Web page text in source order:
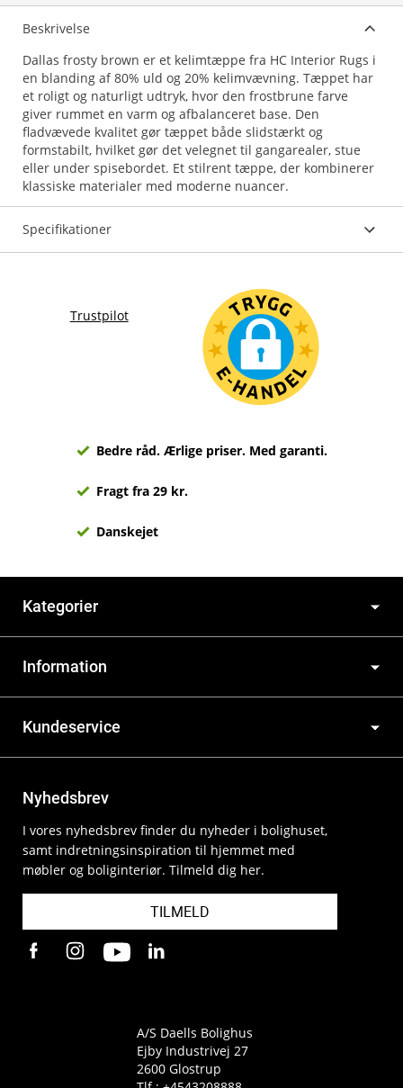
Beskrivelse
Dallas frosty brown er et kelimtæppe fra HC Interior Rugs i
en blanding af 80% uld og 20% kelimvævning. Tæppet har
et roligt og naturligt udtryk, hvor den frostbrune farve
giver rummet en varm og afbalanceret base. Den
fladvævede kvalitet gør tæppet både slidstærkt og
formstabilt, hvilket gør det velegnet til gangarealer, stue
eller under spisebordet. Et stilrent tæppe, der kombinerer
klassiske materialer med moderne nuancer.
Specifikationer
Trustpilot
Bedre råd. Ærlige priser. Med garanti.
Fragt fra 29 kr.
Danskejet
Kategorier
Information
Kundeservice
Nyhedsbrev
I vores nyhedsbrev finder du nyheder i bolighuset,
samt indretningsinspiration til hjemmet med
møbler og boliginteriør. Tilmeld dig her.
TILMELD
A/S Daells Bolighus
Ejby Industrivej 27
2600 Glostrup